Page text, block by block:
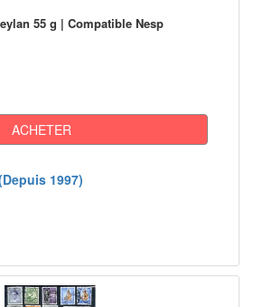
55 g | Compatible Nesp
ACHETER
1997)